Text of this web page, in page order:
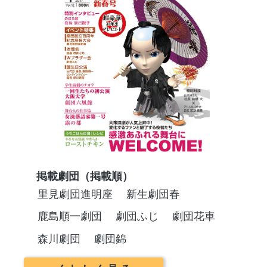
掲載劇団（掲載順）
里見劇団進明座
新生劇団春
鹿島順一劇団
劇団ふじ
劇団花車
森川劇団
劇団錦